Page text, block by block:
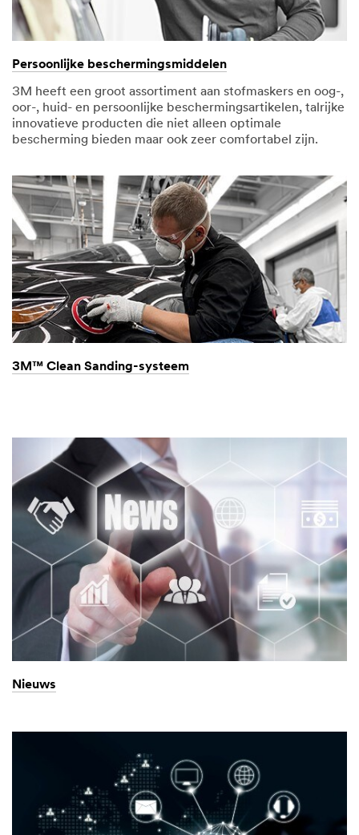
Persoonlijke beschermingsmiddelen
3M heeft een groot assortiment aan stofmaskers en oog-,
oor-, huid- en persoonlijke beschermingsartikelen, talrijke
innovatieve producten die niet alleen optimale
bescherming bieden maar ook zeer comfortabel zijn.
3M™ Clean Sanding-systeem
Nieuws